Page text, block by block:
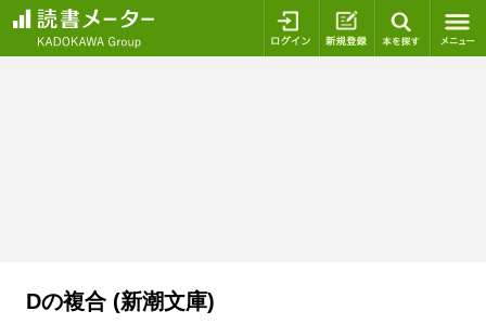
ログイン 新規登録
Dの複合 (新潮文庫)